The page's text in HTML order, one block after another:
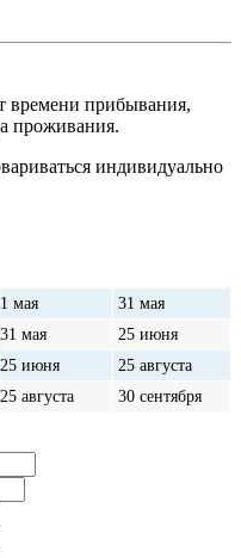
времени прибывания,
проживания.
индивидуально
1 мая
31 мая
31 мая
25 июня
25 июня
25 августа
25 августа 30 сентября